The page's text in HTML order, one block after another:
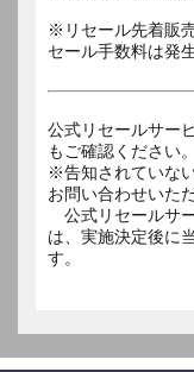
※リセール先着販
セール手数料は発
公式リセールサー
もご確認ください。
※告知されていな
お問い合わせいた
公式リセールサ
は、実施決定後に
す。